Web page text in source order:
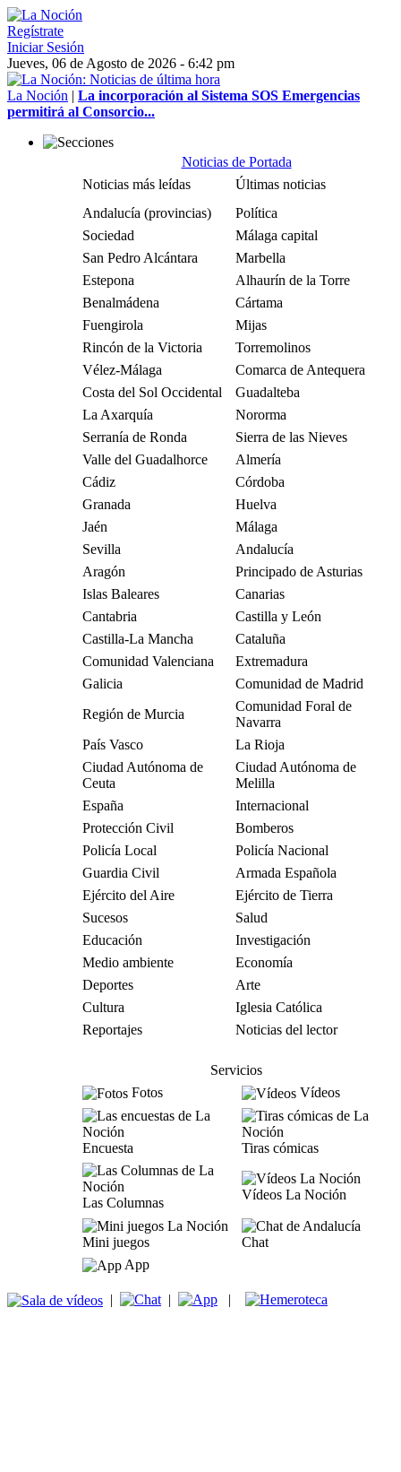
Regístrate
Iniciar Sesión
Jueves, 06 de Agosto de 2026 - 6:42 pm
La Noción | La incorporación al Sistema SOS Emergencias
permitirá al Consorcio...
Noticias de Portada
Noticias más leídas
Últimas noticias
Andalucía (provincias)
Política
Sociedad
Málaga capital
San Pedro Alcántara
Marbella
Estepona
Alhaurín de la Torre
Benalmádena
Cártama
Fuengirola
Mijas
Rincón de la Victoria
Torremolinos
Vélez-Málaga
Comarca de Antequera
Costa del Sol Occidental
Guadalteba
La Axarquía
Nororma
Serranía de Ronda
Sierra de las Nieves
Valle del Guadalhorce
Almería
Cádiz
Córdoba
Granada
Huelva
Jaén
Málaga
Sevilla
Andalucía
Aragón
Principado de Asturias
Islas Baleares
Canarias
Cantabria
Castilla y León
Castilla-La Mancha
Cataluña
Comunidad Valenciana
Extremadura
Galicia
Comunidad de Madrid
Región de Murcia
Comunidad Foral de
Navarra
País Vasco
La Rioja
Ciudad Autónoma de
Ceuta
Ciudad Autónoma de
Melilla
España
Internacional
Protección Civil
Bomberos
Policía Local
Policía Nacional
Guardia Civil
Armada Española
Ejército del Aire
Ejército de Tierra
Sucesos
Salud
Educación
Investigación
Medio ambiente
Economía
Deportes
Arte
Cultura
Iglesia Católica
Reportajes
Noticias del lector
Servicios
Fotos
Vídeos
Encuesta Tiras cómicas
Las Columnas
Vídeos La Noción
Mini juegos
Chat
App
| | |